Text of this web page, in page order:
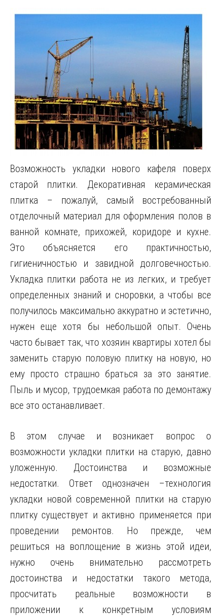
Возможность укладки нового кафеля поверх
старой плитки. Декоративная керамическая
плитка – пожалуй, самый востребованный
отделочный материал для оформления полов в
ванной комнате, прихожей, коридоре и кухне.
Это объясняется его практичностью,
гигиеничностью и завидной долговечностью.
Укладка плитки работа не из легких, и требует
определенных знаний и сноровки, а чтобы все
получилось максимально аккуратно и эстетично,
нужен еще хотя бы небольшой опыт. Очень
часто бывает так, что хозяин квартиры хотел бы
заменить старую половую плитку на новую, но
ему просто страшно браться за это занятие.
Пыль и мусор, трудоемкая работа по демонтажу
все это останавливает.
В этом случае и возникает вопрос о
возможности укладки плитки на старую, давно
уложенную. Достоинства и возможные
недостатки. Ответ однозначен –технология
укладки новой современной плитки на старую
плитку существует и активно применяется при
проведении ремонтов. Но прежде, чем
решиться на воплощение в жизнь этой идеи,
нужно очень внимательно рассмотреть
достоинства и недостатки такого метода,
просчитать реальные возможности в
приложении к конкретным условиям